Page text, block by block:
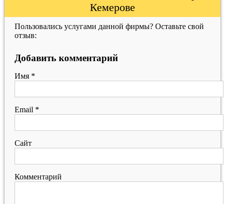
Кемерове
Пользовались услугами данной фирмы? Оставьте свой
отзыв:
Добавить комментарий
Имя *
Email *
Сайт
Комментарий